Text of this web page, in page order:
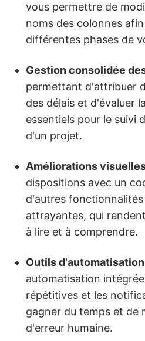
vous permettre de
noms des colonnes
différentes phases de
Gestion consolidée
permettant d'attribuer
des délais et d'évaluer
essentiels pour le suivi
d'un projet.
Améliorations
dispositions avec un
d'autres fonctionnalités
attrayantes, qui
à lire et à comprendre.
Outils d'automatisation
automatisation
répétitives et les
gagner du temps et de
d'erreur humaine.